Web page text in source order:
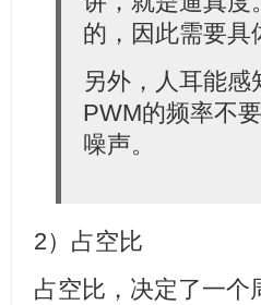
的，因此需要具
另外，人耳能
PWM的频率不
噪声。
2）占空比
占空比，决定了一个